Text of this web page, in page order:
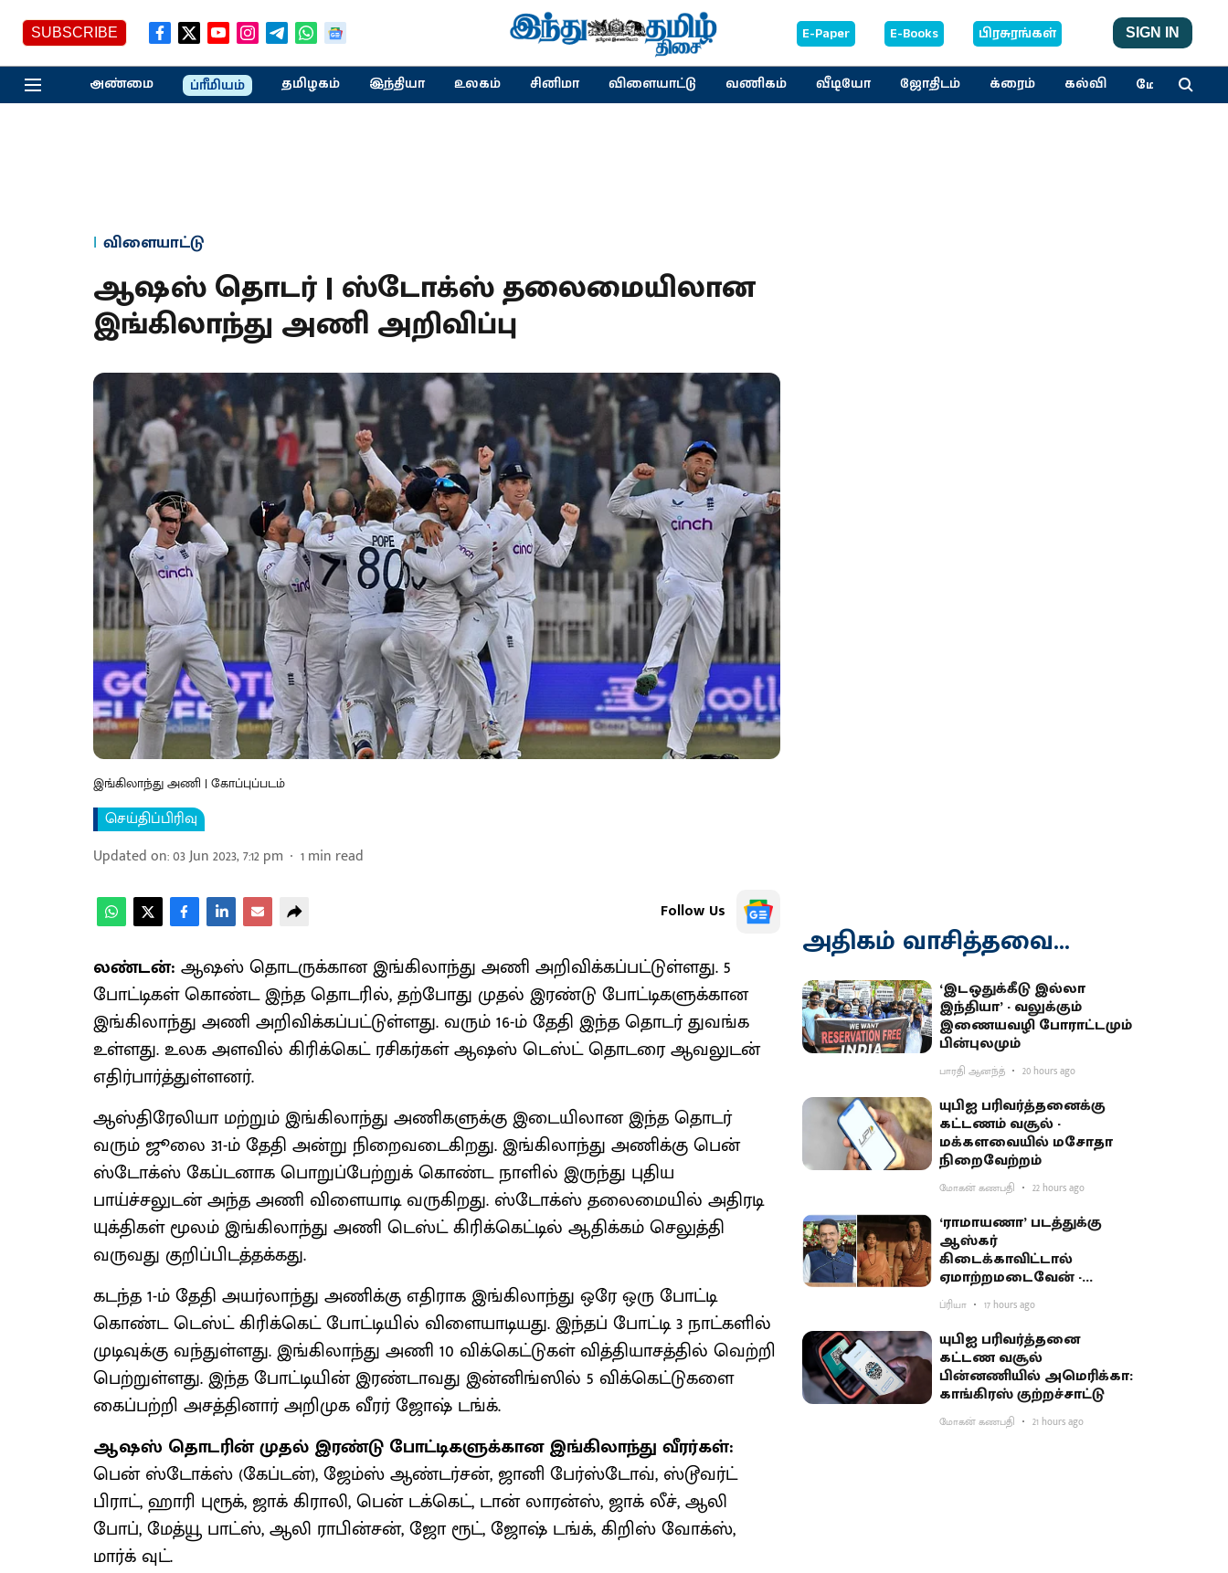
SUBSCRIBE E-Paper E-Books பிரசுரங்கள் SIGN IN
அண்மை ப்ரீமியம் தமிழகம் இந்தியா உலகம் சினிமா விளையாட்டு வணிகம் வீடியோ ஜோதிடம் க்ரைம் கல்வி மேலும்
விளையாட்டு
ஆஷஸ் தொடர் | ஸ்டோக்ஸ் தலைமையிலான
இங்கிலாந்து அணி அறிவிப்பு
இங்கிலாந்து அணி | கோப்புப்படம்
செய்திப்பிரிவு
Updated on:03 Jun 2023, 7:12 pm 1min read
Follow Us
லண்டன்: ஆஷஸ் தொடருக்கான இங்கிலாந்து அணி அறிவிக்கப்பட்டுள்ளது. 5
போட்டிகள் கொண்ட இந்த தொடரில், தற்போது முதல் இரண்டு போட்டிகளுக்கான
இங்கிலாந்து அணி அறிவிக்கப்பட்டுள்ளது. வரும் 16-ம் தேதி இந்த தொடர் துவங்க
உள்ளது. உலக அளவில் கிரிக்கெட் ரசிகர்கள் ஆஷஸ் டெஸ்ட் தொடரை ஆவலுடன்
எதிர்பார்த்துள்ளனர்.
ஆஸ்திரேலியா மற்றும் இங்கிலாந்து அணிகளுக்கு இடையிலான இந்த தொடர்
வரும் ஜூலை 31-ம் தேதி அன்று நிறைவடைகிறது. இங்கிலாந்து அணிக்கு பென்
ஸ்டோக்ஸ் கேப்டனாக பொறுப்பேற்றுக் கொண்ட நாளில் இருந்து புதிய
பாய்ச்சலுடன் அந்த அணி விளையாடி வருகிறது. ஸ்டோக்ஸ் தலைமையில் அதிரடி
யுக்திகள் மூலம் இங்கிலாந்து அணி டெஸ்ட் கிரிக்கெட்டில் ஆதிக்கம் செலுத்தி
வருவது குறிப்பிடத்தக்கது.
கடந்த 1-ம் தேதி அயர்லாந்து அணிக்கு எதிராக இங்கிலாந்து ஒரே ஒரு போட்டி
கொண்ட டெஸ்ட் கிரிக்கெட் போட்டியில் விளையாடியது. இந்தப் போட்டி 3 நாட்களில்
முடிவுக்கு வந்துள்ளது. இங்கிலாந்து அணி 10 விக்கெட்டுகள் வித்தியாசத்தில் வெற்றி
பெற்றுள்ளது. இந்த போட்டியின் இரண்டாவது இன்னிங்ஸில் 5 விக்கெட்டுகளை
கைப்பற்றி அசத்தினார் அறிமுக வீரர் ஜோஷ் டங்க்.
ஆஷஸ் தொடரின் முதல் இரண்டு போட்டிகளுக்கான இங்கிலாந்து வீரர்கள்:
பென் ஸ்டோக்ஸ் (கேப்டன்), ஜேம்ஸ் ஆண்டர்சன், ஜானி பேர்ஸ்டோவ், ஸ்டூவர்ட்
பிராட், ஹாரி புரூக், ஜாக் கிராலி, பென் டக்கெட், டான் லாரன்ஸ், ஜாக் லீச், ஆலி
போப், மேத்யூ பாட்ஸ், ஆலி ராபின்சன், ஜோ ரூட், ஜோஷ் டங்க், கிறிஸ் வோக்ஸ்,
மார்க் வுட்.
அதிகம் வாசித்தவை...
‘இடஒதுக்கீடு இல்லா
இந்தியா’ - வலுக்கும்
இணையவழி போராட்டமும்
பின்புலமும்
பாரதி ஆனந்த் 20 hours ago
யுபிஐ பரிவர்த்தனைக்கு
கட்டணம் வசூல் -
மக்களவையில் மசோதா
நிறைவேற்றம்
மோகன் கணபதி 22 hours ago
‘ராமாயணா’ படத்துக்கு
ஆஸ்கர்
கிடைக்காவிட்டால்
ஏமாற்றமடைவேன் -
மகாராஷ்டிர முதல்வர்
பகிர்வு
ப்ரியா 17 hours ago
யுபிஐ பரிவர்த்தனை
கட்டண வசூல்
பின்னணியில் அமெரிக்கா:
காங்கிரஸ் குற்றச்சாட்டு
மோகன் கணபதி 21 hours ago